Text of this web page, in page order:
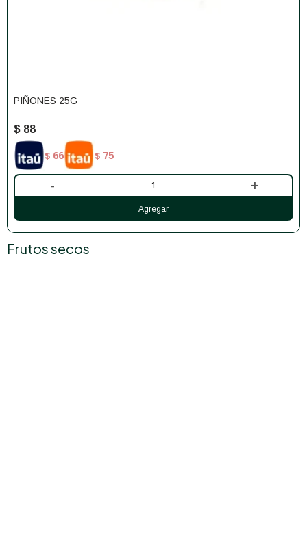
PIÑONES 25G
$ 88
$ 66 $ 75
- +
Frutos secos